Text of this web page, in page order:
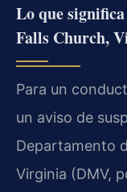
Lo que
Falls Church,
Para un
un aviso de
Departamento
Virginia (DMV,